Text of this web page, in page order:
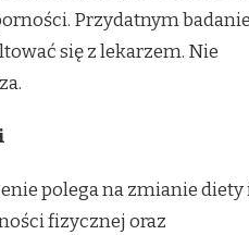
Przydatnym
się z lekarzem. Nie
polega na zmianie diety
fizycznej oraz